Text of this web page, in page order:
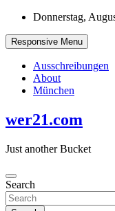
Skip
content
Donnerstag,
Responsive Menu
Ausschreibungen
About
München
wer21.com
Just another Bucket
Search